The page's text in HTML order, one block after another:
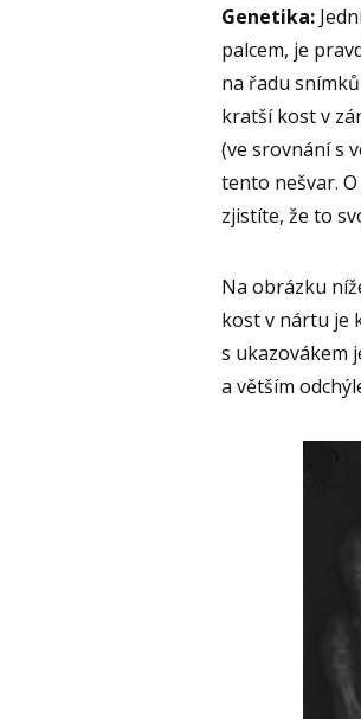
Genetika:
palcem, je
na řadu
kratší kost v
(ve srovnání s
tento nešvar.
zjistíte, že to
Na obrázku
kost v nártu je
s ukazovákem
a větším